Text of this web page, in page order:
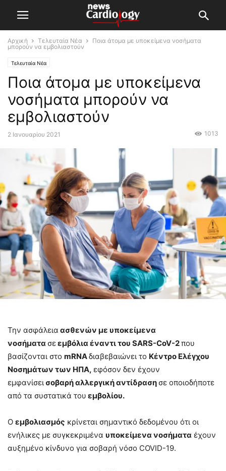
Αρχική Τελευταία Νέα
Ποια άτομα με υποκείμενα νοσήματα
μπορούν να εμβολιαστούν
Τελευταία Νέα
Ποια άτομα με υποκείμενα
νοσήματα μπορούν να
εμβολιαστούν
2 Ιανουαρίου 2021 1013
Την ασφάλεια ασθενών με υποκείμενα
νοσήματα σεεμβόλια έναντι του SARS-CoV-2που
βασίζονται στο mRNAδιαβεβαιώνει το Κέντρο Ελέγχου
Νοσημάτων των ΗΠΑ, εφόσον δεν έχουν
εμφανίσει σοβαρή αλλεργική αντίδραση σε οποιοδήποτε
από τα συστατικά του εμβολίου.
Ο εμβολιασμός κρίνεται σημαντικό δεδομένου ότι οι
ενήλικες με συγκεκριμένα υποκείμενα νοσήματα έχουν
αυξημένο κίνδυνο για σοβαρή νόσο COVID-19.